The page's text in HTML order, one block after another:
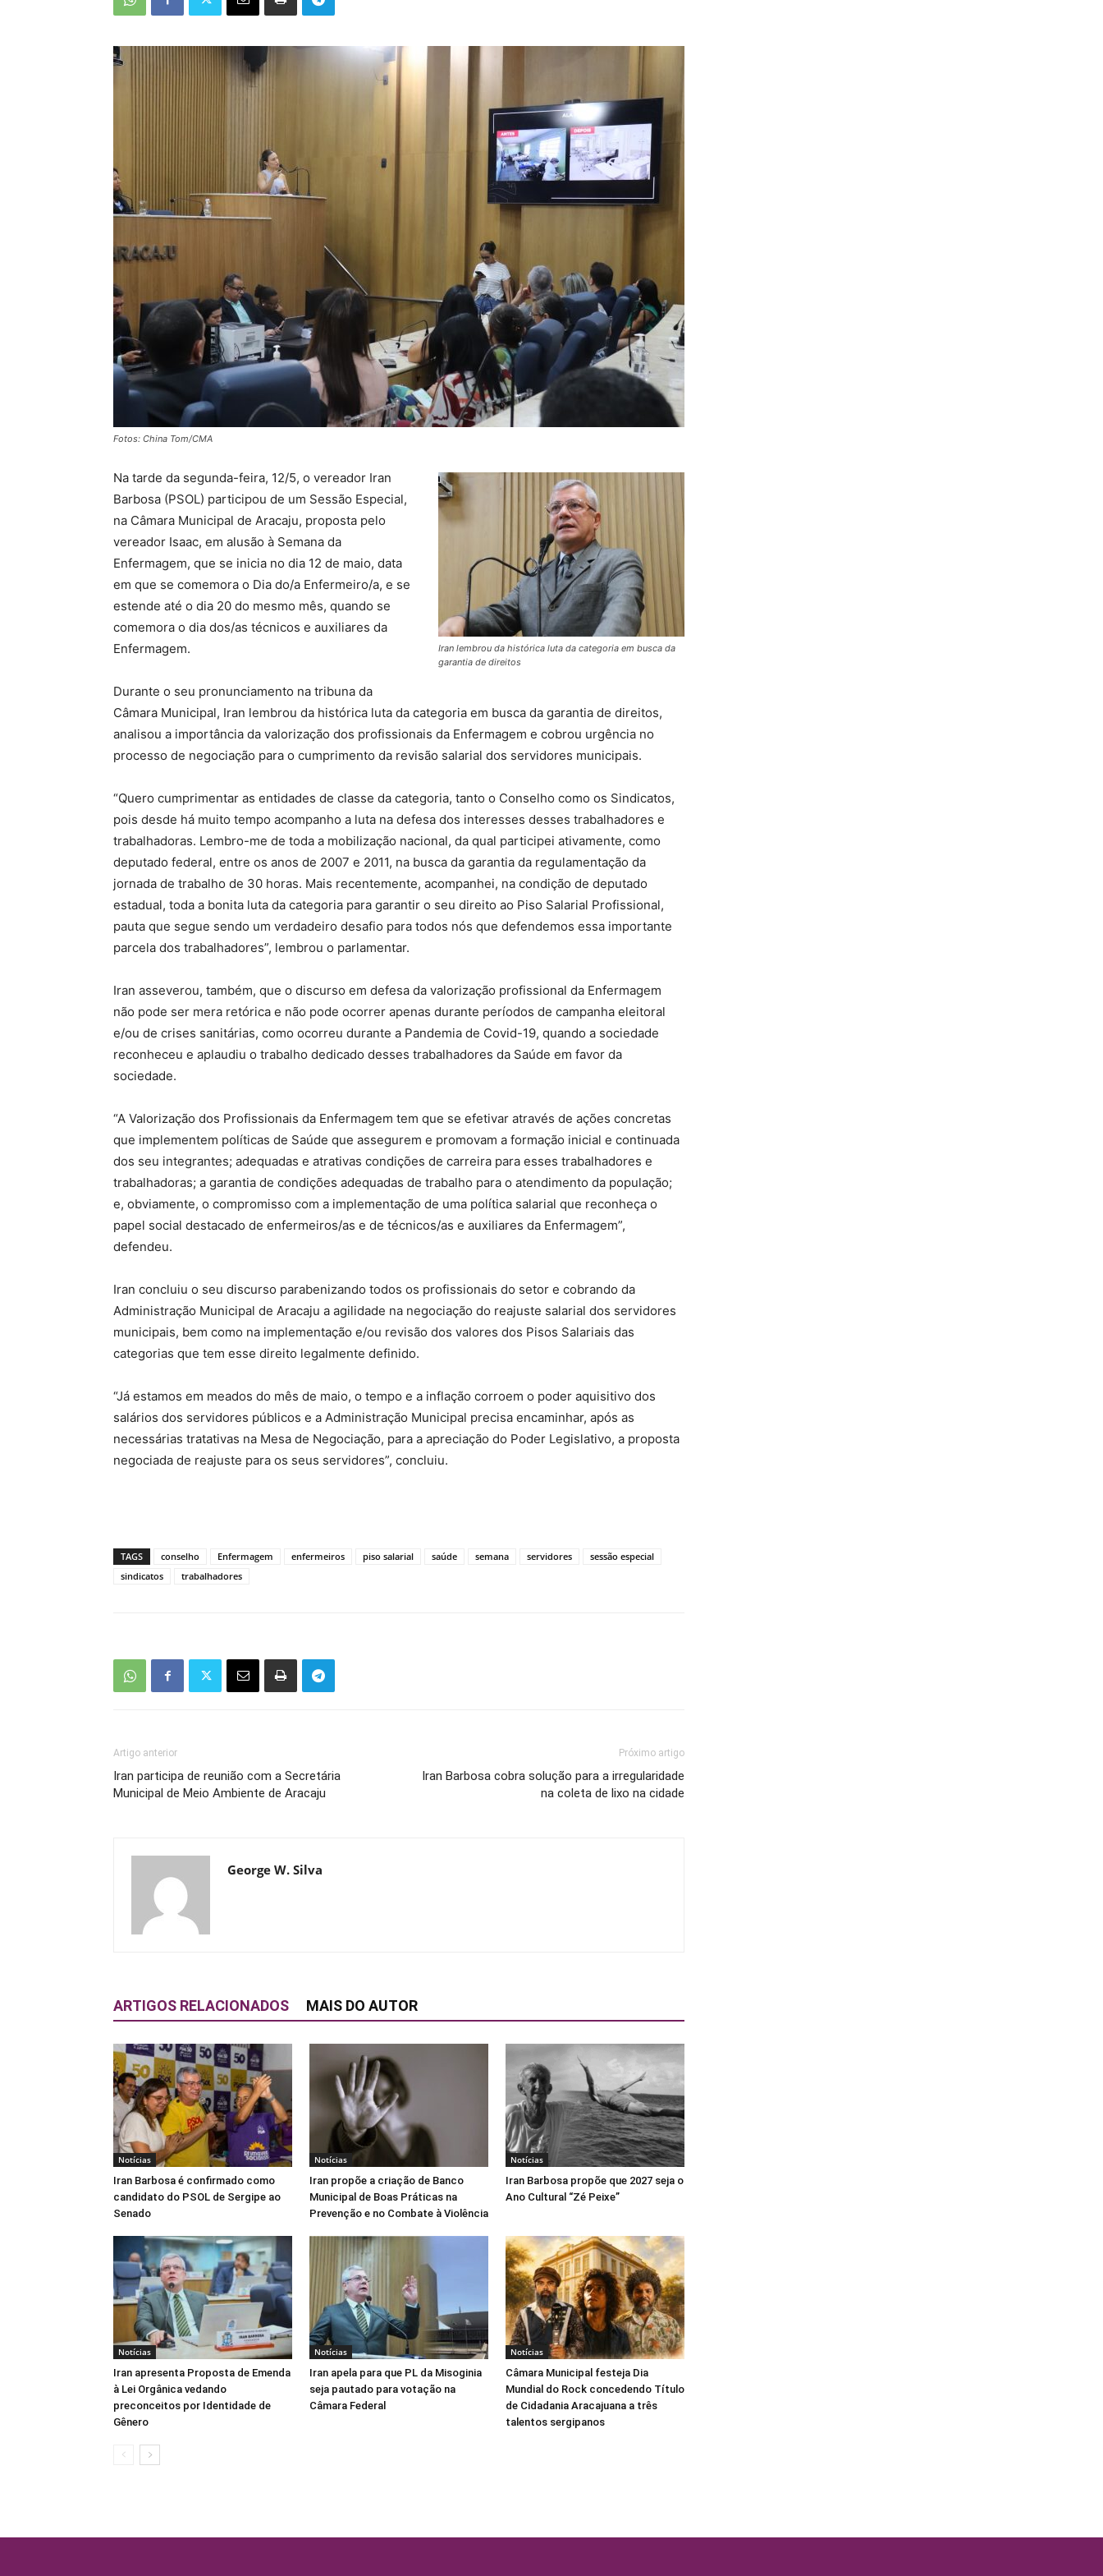
Fotos: China Tom/CMA
Iran lembrou da histórica luta da categoria em busca da
garantia de direitos
Na tarde da segunda-feira, 12/5, o vereador Iran
Barbosa (PSOL) participou de um Sessão Especial,
na Câmara Municipal de Aracaju, proposta pelo
vereador Isaac, em alusão à Semana da
Enfermagem, que se inicia no dia 12 de maio, data
em que se comemora o Dia do/a Enfermeiro/a, e se
estende até o dia 20 do mesmo mês, quando se
comemora o dia dos/as técnicos e auxiliares da
Enfermagem.
Durante o seu pronunciamento na tribuna da
Câmara Municipal, Iran lembrou da histórica luta da categoria em busca da garantia de direitos,
analisou a importância da valorização dos profissionais da Enfermagem e cobrou urgência no
processo de negociação para o cumprimento da revisão salarial dos servidores municipais.
“Quero cumprimentar as entidades de classe da categoria, tanto o Conselho como os Sindicatos,
pois desde há muito tempo acompanho a luta na defesa dos interesses desses trabalhadores e
trabalhadoras. Lembro-me de toda a mobilização nacional, da qual participei ativamente, como
deputado federal, entre os anos de 2007 e 2011, na busca da garantia da regulamentação da
jornada de trabalho de 30 horas. Mais recentemente, acompanhei, na condição de deputado
estadual, toda a bonita luta da categoria para garantir o seu direito ao Piso Salarial Profissional,
pauta que segue sendo um verdadeiro desafio para todos nós que defendemos essa importante
parcela dos trabalhadores”, lembrou o parlamentar.
Iran asseverou, também, que o discurso em defesa da valorização profissional da Enfermagem
não pode ser mera retórica e não pode ocorrer apenas durante períodos de campanha eleitoral
e/ou de crises sanitárias, como ocorreu durante a Pandemia de Covid-19, quando a sociedade
reconheceu e aplaudiu o trabalho dedicado desses trabalhadores da Saúde em favor da
sociedade.
“A Valorização dos Profissionais da Enfermagem tem que se efetivar através de ações concretas
que implementem políticas de Saúde que assegurem e promovam a formação inicial e continuada
dos seu integrantes; adequadas e atrativas condições de carreira para esses trabalhadores e
trabalhadoras; a garantia de condições adequadas de trabalho para o atendimento da população;
e, obviamente, o compromisso com a implementação de uma política salarial que reconheça o
papel social destacado de enfermeiros/as e de técnicos/as e auxiliares da Enfermagem”,
defendeu.
Iran concluiu o seu discurso parabenizando todos os profissionais do setor e cobrando da
Administração Municipal de Aracaju a agilidade na negociação do reajuste salarial dos servidores
municipais, bem como na implementação e/ou revisão dos valores dos Pisos Salariais das
categorias que tem esse direito legalmente definido.
“Já estamos em meados do mês de maio, o tempo e a inflação corroem o poder aquisitivo dos
salários dos servidores públicos e a Administração Municipal precisa encaminhar, após as
necessárias tratativas na Mesa de Negociação, para a apreciação do Poder Legislativo, a proposta
negociada de reajuste para os seus servidores”, concluiu.
TAGS conselho Enfermagem enfermeiros piso salarial saúde semana servidores
sessão especial
sindicatos
trabalhadores
Artigo anterior
Iran participa de reunião com a Secretária
Municipal de Meio Ambiente de Aracaju
Próximo artigo
​Iran Barbosa cobra solução para a irregularidade
na coleta de lixo na cidade
George W. Silva
ARTIGOS RELACIONADOS MAIS DO AUTOR
Notícias
Iran Barbosa é confirmado como
candidato do PSOL de Sergipe ao
Senado
Notícias
Iran propõe a criação de Banco
Municipal de Boas Práticas na
Prevenção e no Combate à Violência
Notícias
Iran Barbosa propõe que 2027 seja o
Ano Cultural “Zé Peixe”
Notícias
Iran apresenta Proposta de Emenda
à Lei Orgânica vedando
preconceitos por Identidade de
Gênero
Notícias
Iran apela para que PL da Misoginia
seja pautado para votação na
Câmara Federal
Notícias
Câmara Municipal festeja Dia
Mundial do Rock concedendo Título
de Cidadania Aracajuana a três
talentos sergipanos